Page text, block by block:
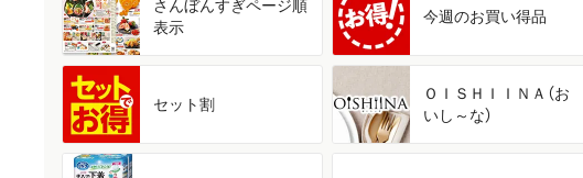
さんぼんすぎページ順
表示
今週のお買い得品
セット割
ＯＩＳＨＩＩＮＡ（お
いし～な）